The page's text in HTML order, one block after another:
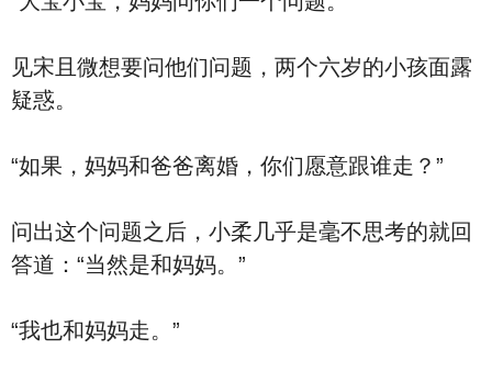
见宋且微想要问他们问题，两个六岁的小孩面露
疑惑。
“如果，妈妈和爸爸离婚，你们愿意跟谁走？”
问出这个问题之后，小柔几乎是毫不思考的就回
答道：“当然是和妈妈。”
“我也和妈妈走。”